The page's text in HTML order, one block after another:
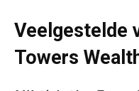
Veelgestelde
Towers